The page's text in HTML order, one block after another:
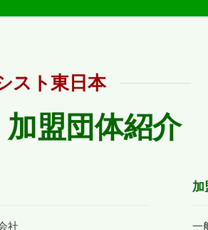
スト東日本
盟団体紹介
社
加
一